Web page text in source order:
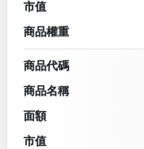
市值
商品權重
商品代碼
商品名稱
面額
市值